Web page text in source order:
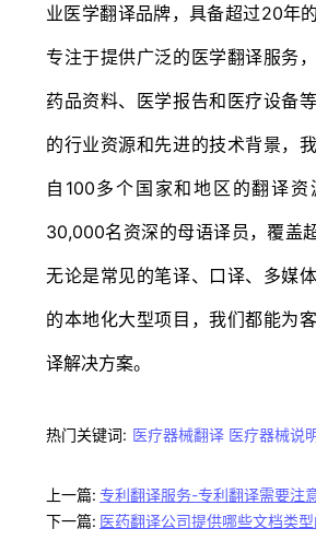
业医学翻译品牌，具备超过20年
专注于提供广泛的医学翻译服务
药品资料、医学报告和医疗设备
的行业资源和先进的技术背景，
自100多个国家和地区的翻译
30,000名资深的母语译员，覆盖
无论是常见的笔译、口译、多媒
的本地化大型项目，我们都能为
译解决方案。
热门关键词: 医疗器械翻译 医疗器械说
上一篇: 专利翻译服务-专利翻译需要注
下一篇: 医药翻译公司提供哪些文档类型